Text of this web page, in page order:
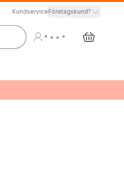
KundserviceFöretagskund?